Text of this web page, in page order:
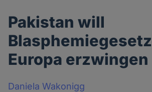
Pakistan will
Europa erzwingen
Daniela Wakonigg